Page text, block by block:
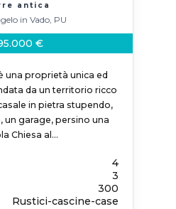
antica
in Vado, PU
€
una proprietà unica ed
da un territorio ricco
in pietra stupendo,
un garage, persino una
Chiesa al…
4
3
300
Rustici-cascine-case